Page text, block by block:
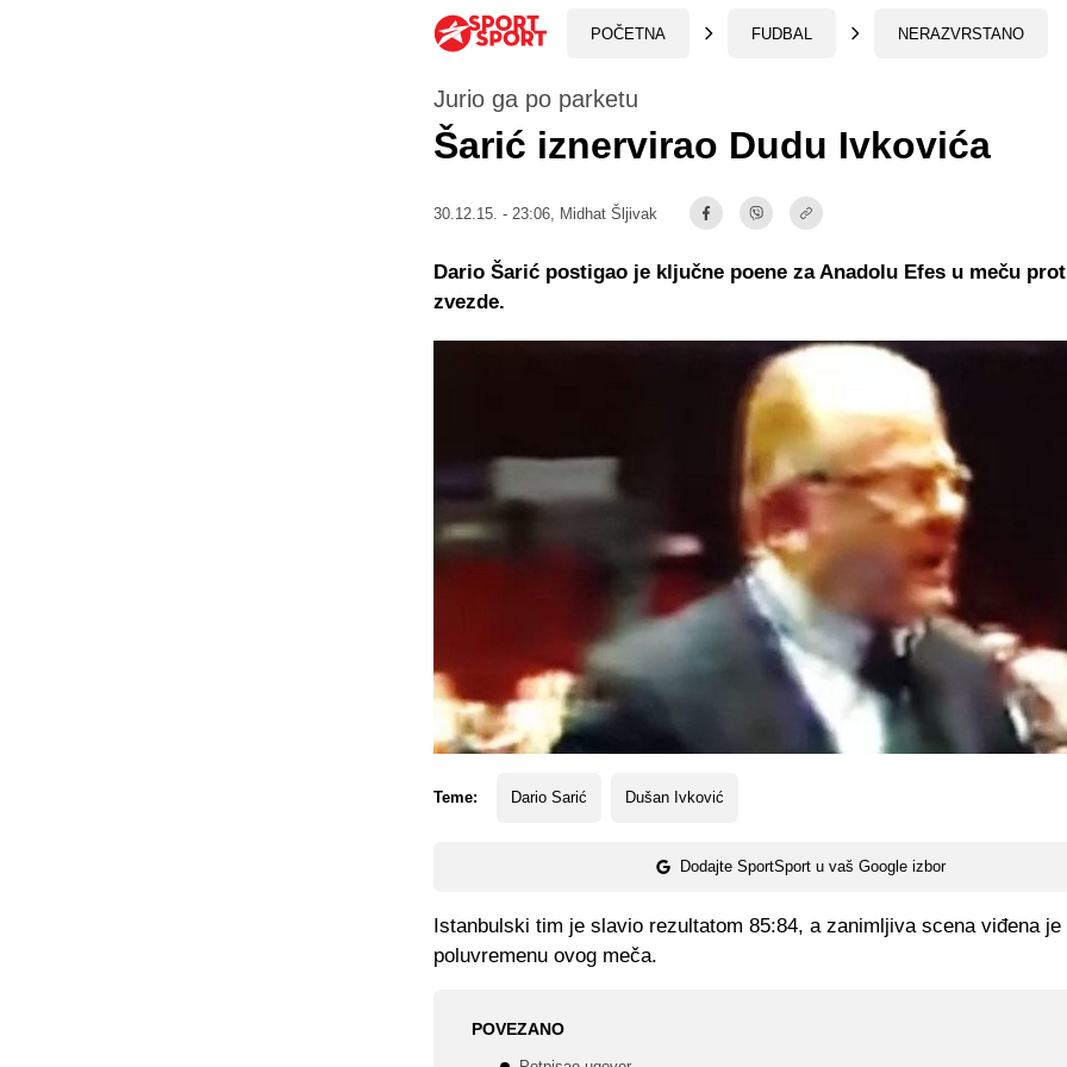
POČETNA FUDBAL NERAZVRSTANO
Jurio ga po parketu
Šarić iznervirao Dudu Ivkovića
30.12.15. - 23:06, Midhat Šljivak
Teme: Dario Sarić Dušan Ivković
Dodajte SportSport u vaš Google izbor
Dario Šarić postigao je ključne poene za Anadolu Efes u meču
zvezde.
Istanbulski tim je slavio rezultatom 85:84, a zanimljiva scena viđena je
poluvremenu ovog meča.
POVEZANO